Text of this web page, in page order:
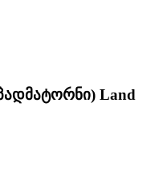
Land